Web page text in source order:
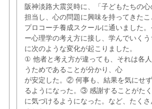
阪神淡路大震災時に、「子どもたちの
担当し、心の問題に興味を持ってきた
プロコーチ養成スクールに通いました
ー心理学の考え方に接し、学んでいく
に次のような変化が起こりました。
① 他者と考え方が違っても、それは各
うためであることが分かり、心
が安定した。② 何事も、結果を気にせ
るようになった。③ 感謝することがた
に気づけるようになった。など、たくさ